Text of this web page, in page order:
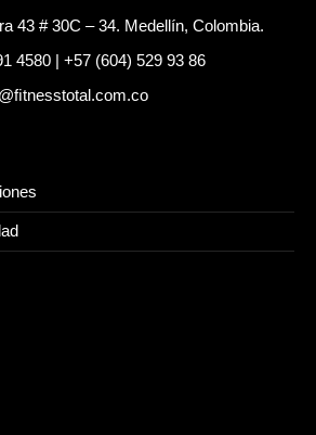
43 # 30C – 34. Medellín, Colombia.
4580 | +57 (604) 529 93 86